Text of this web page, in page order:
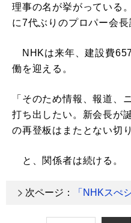
理事の名が挙がっている
に7代ぶりのプロパー会長
NHKは来年、建設費
働を迎える。
「そのため情報、報道、
打ち出したい。新会長が
の再登板はまたとない切
と、関係者は続ける。
次ページ： 「NHKスぺ